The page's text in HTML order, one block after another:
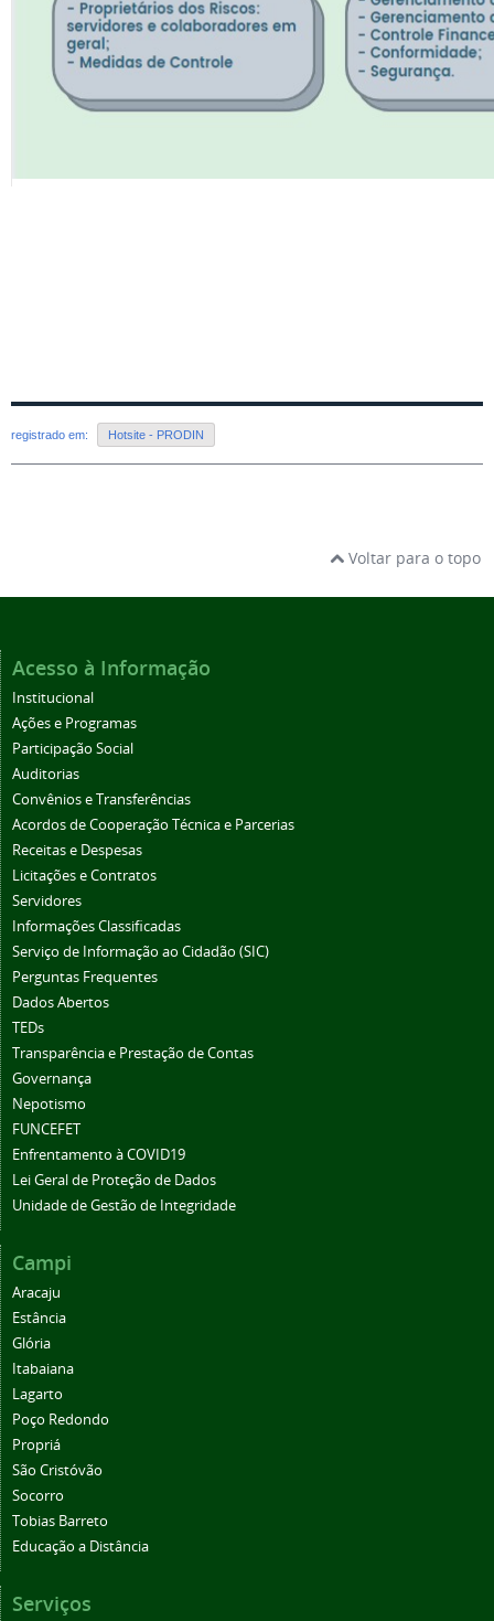
registrado em: Hotsite - PRODIN
Voltar para o topo
Acesso à Informação
Institucional
Ações e Programas
Participação Social
Auditorias
Convênios e Transferências
Acordos de Cooperação Técnica e Parcerias
Receitas e Despesas
Licitações e Contratos
Servidores
Informações Classificadas
Serviço de Informação ao Cidadão (SIC)
Perguntas Frequentes
Dados Abertos
TEDs
Transparência e Prestação de Contas
Governança
Nepotismo
FUNCEFET
Enfrentamento à COVID19
Lei Geral de Proteção de Dados
Unidade de Gestão de Integridade
Campi
Aracaju
Estância
Glória
Itabaiana
Lagarto
Poço Redondo
Propriá
São Cristóvão
Socorro
Tobias Barreto
Educação a Distância
Serviços